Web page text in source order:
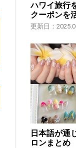
ハワイ旅行
クーポンを
更新日：
日本語が通
ロンまとめ